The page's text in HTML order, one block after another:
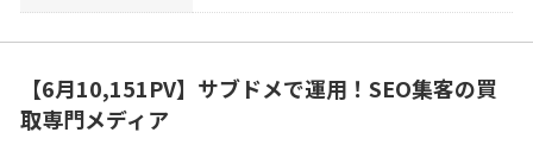
【6月10,151PV】サブドメで運用！SEO集客の買
取専門メディア